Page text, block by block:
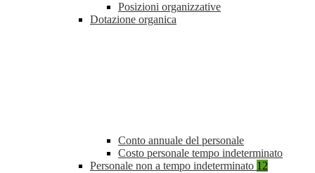
Posizioni organizzative
Dotazione organica
Conto annuale del personale
Costo personale tempo indeterminato
Personale non a tempo indeterminato 12